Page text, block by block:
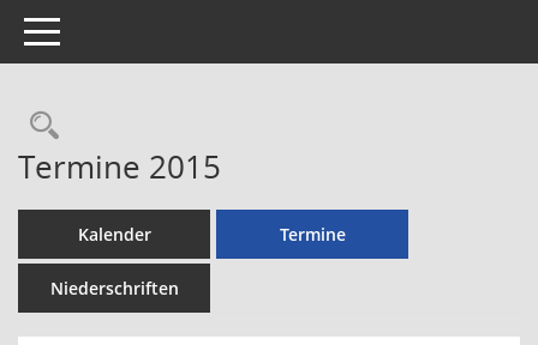
Toggle navigation
Rechercheauswahl
Termine 2015
Kalender Termine
Niederschriften